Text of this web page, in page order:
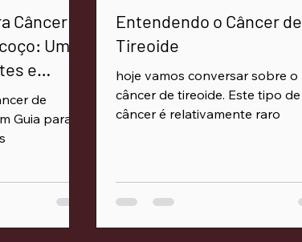
Câncer
Um
e
de
Guia para
Entendendo o Câncer de
Tireoide
hoje vamos conversar sobre o
câncer de tireoide. Este tipo de
câncer é relativamente raro